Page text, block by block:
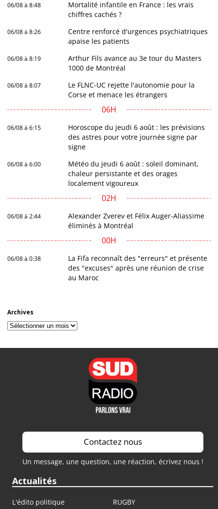
06/08 à 8:48
Mortalité infantile en France : les vrais
chiffres cachés ?
06/08 à 8:26
Centre renforcé d'urgences psychiatriques
apaise les patients
06/08 à 8:19
Arthur Fils avance au 3e tour du Masters
1000 de Montréal
06/08 à 8:07
Le FLNC-UC rejette l'autonomie pour la
Corse et menace les étrangers
06H
06/08 à 6:15
Horoscope du jeudi 6 août : les prévisions
des astres pour votre journée signe par
signe
06/08 à 6:00
Météo du jeudi 6 août : soleil dominant,
chaleur persistante et des orages
localement vigoureux
02H
06/08 à 2:44
Alexander Zverev et Félix Auger-Aliassime
éliminés à Montréal
00H
06/08 à 0:38
La Fifa reconnaît des "erreurs" et présente
des "excuses" après une réunion de crise
au Maroc
Archives
Archives
Contactez nous
Un message, une question, une réaction, écrivez nous !
Actualités
L'édito politique
RUGBY